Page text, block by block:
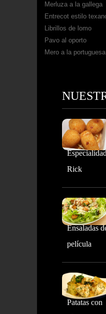
Merluza a la gallega
Entrecot estilo
Librillos de lomo
Pavo al oporto
Mero a la portuguesa
Rick
Ensaladas
película
Patatas con